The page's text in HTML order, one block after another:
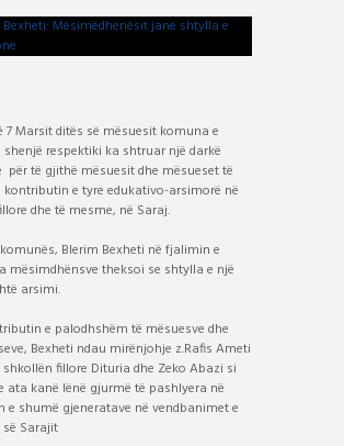
7 Marsit ditës së mësuesit komuna e
shenjë respektiki ka shtruar një darkë
për të gjithë mësuesit dhe mësueset të
e tyre edukativo-arsimorë në
dhe të mesme, në Saraj.
Blerim Bexheti në fjalimin e
mësimdhënsve theksoi se shtylla e një
arsimi.
e palodhshëm të mësuesve dhe
Bexheti ndau mirënjohje z.Rafis Ameti
fillore Dituria dhe Zeko Abazi si
ata kanë lënë gjurmë të pashlyera në
e shumë gjeneratave në vendbanimet e
Sarajit